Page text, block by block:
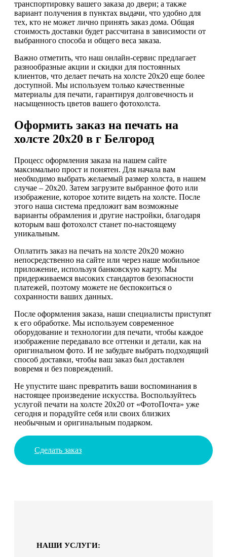
транспортировку вашего заказа до двери; а также
вариант получения в пунктах выдачи, что удобно для
тех, кто не может лично принять заказ дома. Общая
стоимость доставки будет рассчитана в зависимости от
выбранного способа и общего веса заказа.
Важно отметить, что наш онлайн-сервис предлагает
разнообразные акции и скидки для постоянных
клиентов, что делает печать на холсте 20х20 еще более
доступной. Мы используем только качественные
материалы для печати, гарантируя долговечность и
насыщенность цветов вашего фотохолста.
Оформить заказ на печать на
холсте 20х20 в г Белгород
Процесс оформления заказа на нашем сайте
максимально прост и понятен. Для начала вам
необходимо выбрать желаемый размер холста, в нашем
случае – 20х20. Затем загрузите выбранное фото или
изображение, которое хотите видеть на холсте. После
этого наша система предложит вам возможные
варианты обрамления и другие настройки, благодаря
которым ваш фотохолст станет по-настоящему
уникальным.
Оплатить заказ на печать на холсте 20х20 можно
непосредственно на сайте или через наше мобильное
приложение, используя банковскую карту. Мы
придерживаемся высоких стандартов безопасности
платежей, поэтому можете не беспокоиться о
сохранности ваших данных.
После оформления заказа, наши специалисты приступят
к его обработке. Мы используем современное
оборудование и технологии для печати, чтобы каждое
изображение передавало все оттенки и детали, как на
оригинальном фото. И не забудьте выбрать подходящий
способ доставки, чтобы ваш заказ был доставлен
вовремя и без повреждений.
Не упустите шанс превратить ваши воспоминания в
настоящее произведение искусства. Воспользуйтесь
услугой печати на холсте 20х20 от «ФотоПочта» уже
сегодня и порадуйте себя или своих близких
необычным и оригинальным подарком.
Сделать заказ
НАШИ УСЛУГИ: